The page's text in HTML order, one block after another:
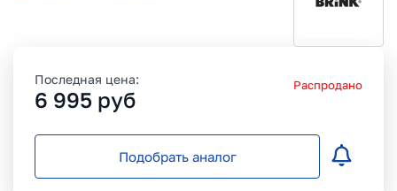
Последная цена:
6 995 руб
Распродано
Подобрать аналог